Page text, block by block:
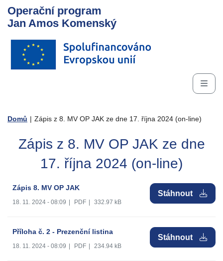
Operační program
Jan Amos Komenský
Domů | Zápis z 8. MV OP JAK ze dne 17. října 2024 (on-line)
Zápis z 8. MV OP JAK ze dne
17. října 2024 (on-line)
Zápis 8. MV OP JAK
18. 11. 2024 - 08:09 PDF 332.97 kB
Stáhnout
Příloha č. 2 - Prezenční listina
18. 11. 2024 - 08:09 PDF 234.94 kB
Stáhnout